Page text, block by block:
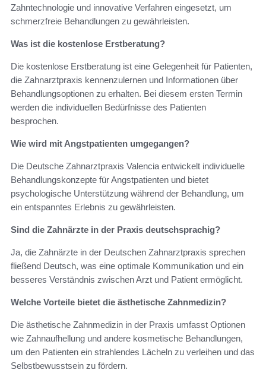
Zahntechnologie und innovative Verfahren eingesetzt, um
schmerzfreie Behandlungen zu gewährleisten.
Was ist die kostenlose Erstberatung?
Die kostenlose Erstberatung ist eine Gelegenheit für Patienten,
die Zahnarztpraxis kennenzulernen und Informationen über
Behandlungsoptionen zu erhalten. Bei diesem ersten Termin
werden die individuellen Bedürfnisse des Patienten
besprochen.
Wie wird mit Angstpatienten umgegangen?
Die Deutsche Zahnarztpraxis Valencia entwickelt individuelle
Behandlungskonzepte für Angstpatienten und bietet
psychologische Unterstützung während der Behandlung, um
ein entspanntes Erlebnis zu gewährleisten.
Sind die Zahnärzte in der Praxis deutschsprachig?
Ja, die Zahnärzte in der Deutschen Zahnarztpraxis sprechen
fließend Deutsch, was eine optimale Kommunikation und ein
besseres Verständnis zwischen Arzt und Patient ermöglicht.
Welche Vorteile bietet die ästhetische Zahnmedizin?
Die ästhetische Zahnmedizin in der Praxis umfasst Optionen
wie Zahnaufhellung und andere kosmetische Behandlungen,
um den Patienten ein strahlendes Lächeln zu verleihen und das
Selbstbewusstsein zu fördern.